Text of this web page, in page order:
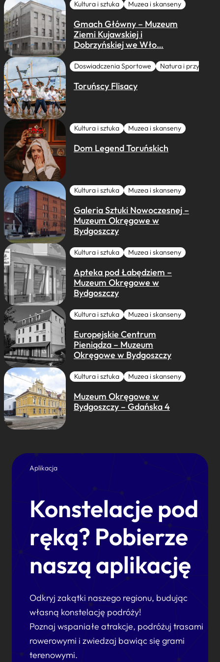
Kultura i sztuka Muzea i skanseny
Gmach Główny – Muzeum
Ziemi Kujawskiej i
Dobrzyńskiej we Wło…
Doswiadczenia Sportowe Natura i przygoda
Toruńscy Flisacy
Kultura i sztuka Muzea i skanseny
Dom Legend Toruńskich
Kultura i sztuka Muzea i skanseny
Galeria Sztuki Nowoczesnej –
Muzeum Okręgowe w
Bydgoszczy
Kultura i sztuka Muzea i skanseny
Apteka pod Łabędziem –
Muzeum Okręgowe w
Bydgoszczy
Kultura i sztuka Muzea i skanseny
Europejskie Centrum
Pieniądza – Muzeum
Okręgowe w Bydgoszczy
Kultura i sztuka Muzea i skanseny
Muzeum Okręgowe w
Bydgoszczy – Gdańska 4
Aplikacja
Konstelacje pod
ręką? Pobierze
naszą aplikację
Odkryj zakątki naszego regionu, budując
własną konstelację podróży!
Poznaj wspaniałe atrakcje, podróżuj trasami
rowerowymi i zwiedzaj bawiąc się grami
terenowymi.